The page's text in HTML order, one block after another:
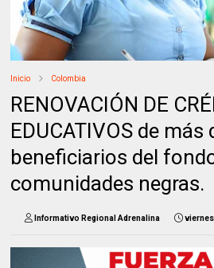
Inicio Colombia
RENOVACIÓN DE
EDUCATIVOS de más
beneficiarios del
comunidades negras.
Informativo Regional Adrenalina